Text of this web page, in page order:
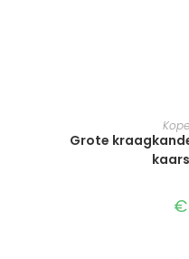
TOEVOEGEN
Grote
€